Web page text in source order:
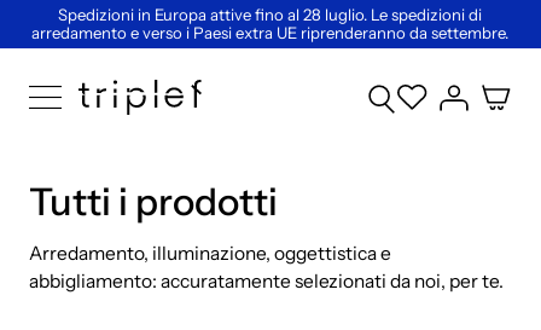
Spedizioni in Europa attive fino al 28 luglio. Le spedizioni di
arredamento e verso i Paesi extra UE riprenderanno da settembre.
Tutti i prodotti
Arredamento, illuminazione, oggettistica e
abbigliamento: accuratamente selezionati da noi, per te.